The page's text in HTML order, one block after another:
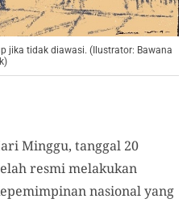
jika tidak diawasi. (Ilustrator: Bawana
Minggu, tanggal 20
resmi melakukan
nasional yang